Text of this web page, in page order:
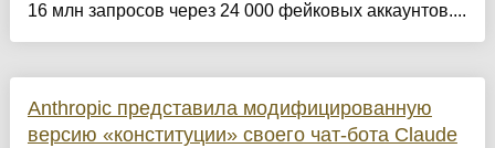
16 млн запросов через 24 000 фейковых аккаунтов....
Anthropic представила модифицированную
версию «конституции» своего чат-бота Claude